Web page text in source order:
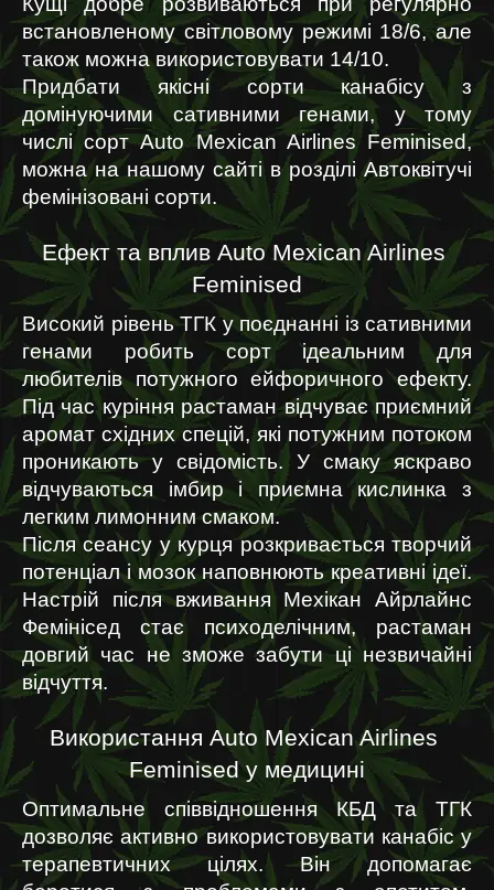
встановленому світловому режимі 18/6, але
також можна використовувати 14/10.
Придбати якісні сорти канабісу з
домінуючими сативними генами, у тому
числі сорт Auto Mexican Airlines Feminised,
можна на нашому сайті в розділі Автоквітучі
фемінізовані сорти.
Ефект та вплив Auto Mexican Airlines
Feminised
Високий рівень ТГК у поєднанні із сативними
генами робить сорт ідеальним для
любителів потужного ейфоричного ефекту.
Під час куріння растаман відчуває приємний
аромат східних спецій, які потужним потоком
проникають у свідомість. У смаку яскраво
відчуваються імбир і приємна кислинка з
легким лимонним смаком.
Після сеансу у курця розкривається творчий
потенціал і мозок наповнюють креативні ідеї.
Настрій після вживання Мехікан Айрлайнс
Фемінісед стає психоделічним, растаман
довгий час не зможе забути ці незвичайні
відчуття.
Використання Auto Mexican Airlines
Feminised у медицині
Оптимальне співвідношення КБД та ТГК
дозволяє активно використовувати канабіс у
терапевтичних цілях. Він допомагає